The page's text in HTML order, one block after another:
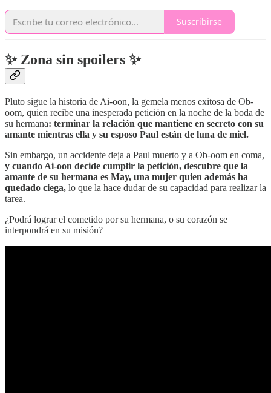
Suscribirse
✨ Zona sin spoilers ✨
Pluto sigue la historia de Ai-oon, la gemela menos exitosa de Ob-
oom, quien recibe una inesperada petición en la noche de la boda de
su hermana: terminar la relación que mantiene en secreto con su
amante mientras ella y su esposo Paul están de luna de miel.
Sin embargo, un accidente deja a Paul muerto y a Ob-oom en coma,
y cuando Ai-oon decide cumplir la petición, descubre que la
amante de su hermana es May, una mujer quien además ha
quedado ciega, lo que la hace dudar de su capacidad para realizar la
tarea.
¿Podrá lograr el cometido por su hermana, o su corazón se
interpondrá en su misión?